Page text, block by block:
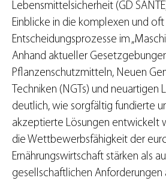
Lebensmittelsicherheit (GD
Einblicke in die komplexen und
Entscheidungsprozesse im
Anhand aktueller
Pflanzenschutzmitteln, Neuen
Techniken (NGTs) und
deutlich, wie sorgfältig fundierte
akzeptierte Lösungen entwickelt
die Wettbewerbsfähigkeit der
Ernährungswirtschaft stärken als
gesellschaftlichen Anforderungen